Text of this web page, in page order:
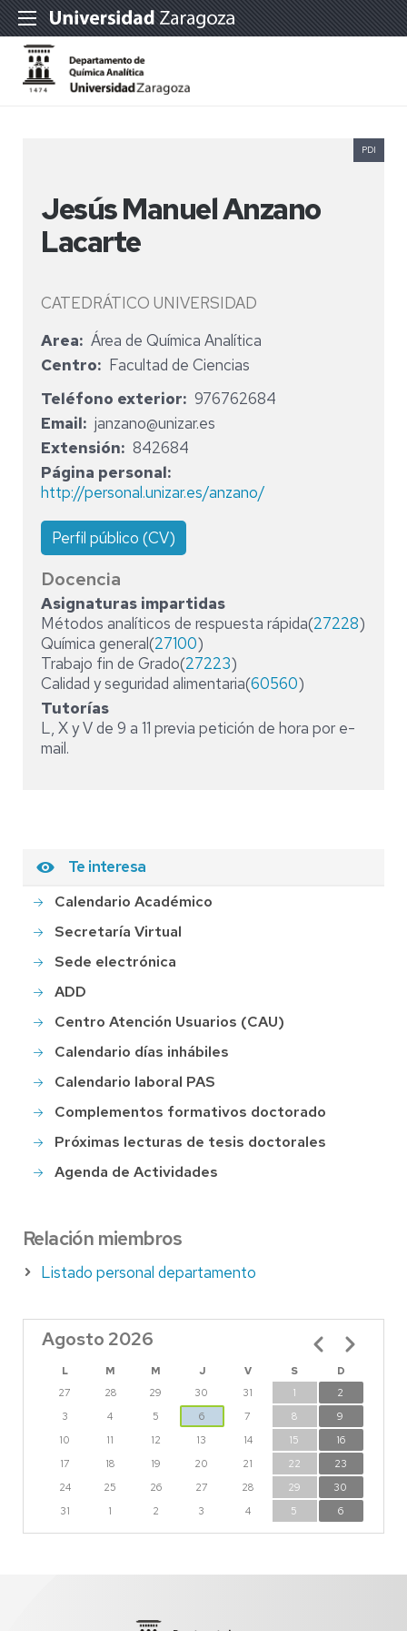
Jesús Manuel Anzano
Lacarte
CATEDRÁTICO UNIVERSIDAD
PDI
Area
Área de Química Analítica
Centro
Facultad de Ciencias
Teléfono exterior
976762684
Email
janzano@unizar.es
Extensión
842684
Página personal
http://personal.unizar.es/anzano/
Perfil público (CV)
Docencia
Asignaturas impartidas
Métodos analíticos de respuesta rápida(27228)
Química general(27100)
Trabajo fin de Grado(27223)
Calidad y seguridad alimentaria(60560)
Tutorías
L, X y V de 9 a 11 previa petición de hora por e-
mail.
Te interesa
Calendario Académico
Secretaría Virtual
Sede electrónica
ADD
Centro Atención Usuarios (CAU)
Calendario días inhábiles
Calendario laboral PAS
Complementos formativos doctorado
Próximas lecturas de tesis doctorales
Agenda de Actividades
Relación miembros
Listado personal departamento
Agosto 2026
L M M J V S
D
27
28 29 30 31 1
2
3
4 5 6 7 8
9
10
11 12 13 14 15
16
17
18 19 20 21 22
23
24
25 26 27 28 29
30
31
1 2 3 4 5 6
Paginación